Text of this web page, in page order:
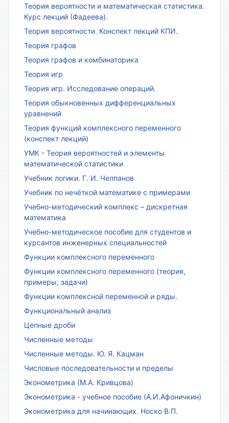
Теория вероятности и математическая статистика.
Курс лекций (Фадеева).
Теория вероятности. Конспект лекций КПИ.
Теория графов
Теория графов и комбинаторика
Теория игр
Теория игр. Исследование операций.
Теория обыкновенных дифференциальных
уравнений
Теория функций комплексного переменного
(конспект лекций)
УМК - Теория вероятностей и элементы
математической статистики
Учебник логики. Г. И. Челпанов
Учебник по нечёткой математике с примерами
Учебно-методический комплекс – дискретная
математика
Учебно-методическое пособие для студентов и
курсантов инженерных специальностей
Функции комплексного переменного
Функции комплексного переменного (теория,
примеры, задачи)
Функции комплексной переменной и ряды.
Функциональный анализ
Цепные дроби
Численные методы
Численные методы. Ю. Я. Кацман
Числовые последовательности и пределы
Эконометрика (М.А. Кривцова)
Эконометрика - учебное пособие (А.И.Афоничкин)
Эконометрика для начинающих. Носко В.П.